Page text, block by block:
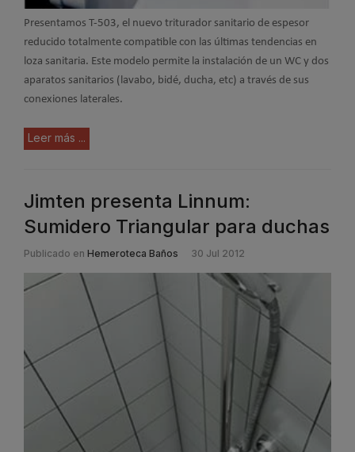
Presentamos T-503, el nuevo triturador sanitario de espesor
reducido totalmente compatible con las últimas tendencias en
loza sanitaria. Este modelo permite la instalación de un WC y dos
aparatos sanitarios (lavabo, bidé, ducha, etc) a través de sus
conexiones laterales.
Leer más ...
Jimten presenta Linnum:
Sumidero Triangular para duchas
Publicado en Hemeroteca Baños 30 Jul 2012